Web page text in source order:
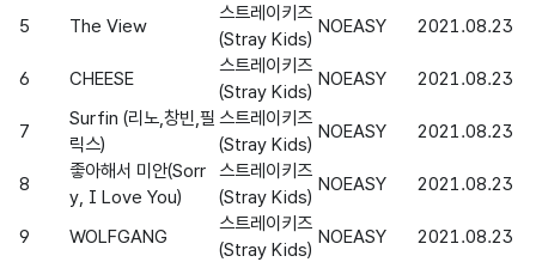
5 The View
스트레이키즈
(Stray Kids)
NOEASY 2021.08.23
6 CHEESE
스트레이키즈
(Stray Kids)
NOEASY 2021.08.23
7
Surfin (리노,창빈,필
릭스)
스트레이키즈
(Stray Kids)
NOEASY 2021.08.23
8
좋아해서 미안(Sorr
y, I Love You)
스트레이키즈
(Stray Kids)
NOEASY 2021.08.23
9 WOLFGANG
스트레이키즈
(Stray Kids)
NOEASY 2021.08.23